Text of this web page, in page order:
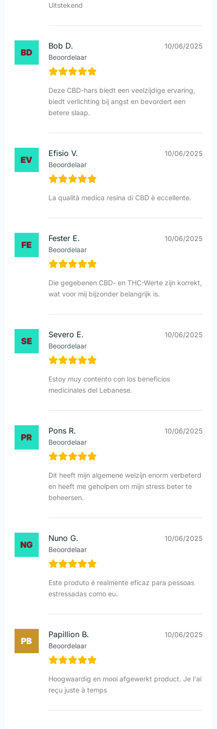
Uitstekend
Bob D.
Beoordelaar
10/06/2025
Deze CBD-hars biedt een veelzijdige ervaring,
biedt verlichting bij angst en bevordert een
betere slaap.
Efisio V.
Beoordelaar
10/06/2025
La qualità medica resina di CBD è eccellente.
Fester E.
Beoordelaar
10/06/2025
Die gegebenen CBD- en THC-Werte zijn korrekt,
wat voor mij bijzonder belangrijk is.
Severo E.
Beoordelaar
10/06/2025
Estoy muy contento con los beneficios
medicinales del Lebanese.
Pons R.
Beoordelaar
10/06/2025
Dit heeft mijn algemene welzijn enorm verbeterd
en heeft me geholpen om mijn stress beter te
beheersen.
Nuno G.
Beoordelaar
10/06/2025
Este produto é realmente eficaz para pessoas
estressadas como eu.
Papillion B.
Beoordelaar
10/06/2025
Hoogwaardig en mooi afgewerkt product. Je l'ai
reçu juste à temps